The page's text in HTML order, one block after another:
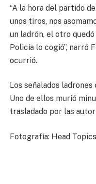
“A la hora del partido
unos tiros, nos
un ladrón, el otro
Policía lo cogió”, narró
ocurrió.
Los señalados
Uno de ellos murió
trasladado por las
Fotografía: Head Topics